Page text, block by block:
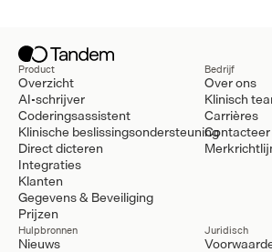
Product
Overzicht
AI-schrijver
Coderingsassistent
Klinische beslissingsondersteuning
Direct dicteren
Integraties
Klanten
Gegevens & Beveiliging
Prijzen
Bedrijf
Over ons
Klinisch
Carrières
Contacteer
Hulpbronnen
Nieuws
Juridisch